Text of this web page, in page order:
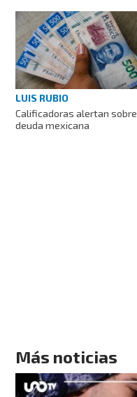
LUIS RUBIO
Calificadoras alertan sobre
deuda mexicana
Más noticias